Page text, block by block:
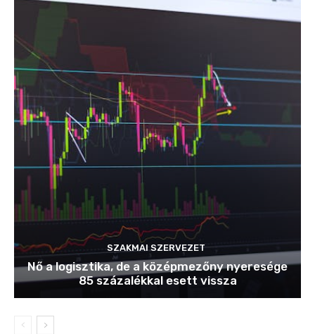
SZAKMAI SZERVEZET
Nő a logisztika, de a középmezőny nyeresége
85 százalékkal esett vissza